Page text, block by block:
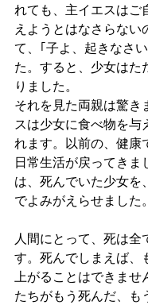
れても、主イエスはご
えようとはなさらない
て、｢子よ、起きなさ
た。すると、少女はた
りました。
それを見た両親は驚き
スは少女に食べ物を与
れます。以前の、健康
日常生活が戻ってきま
は、死んでいた少女を
でよみがえらせました。
人間にとって、死は全
す。死んでしまえば、
上がることはできませ
たちがもう死んだ、も